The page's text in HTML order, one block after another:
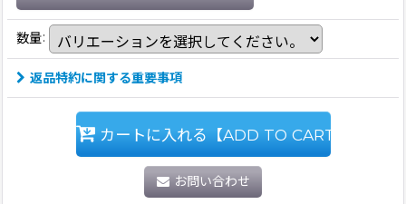
数量:
返品特約に関する重要事項
カートに入れる【ADD TO CART】
お問い合わせ